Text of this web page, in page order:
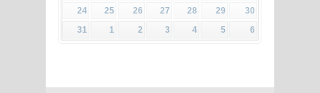
24
25 26 27 28 29
30
31
1 2 3 4 5 6